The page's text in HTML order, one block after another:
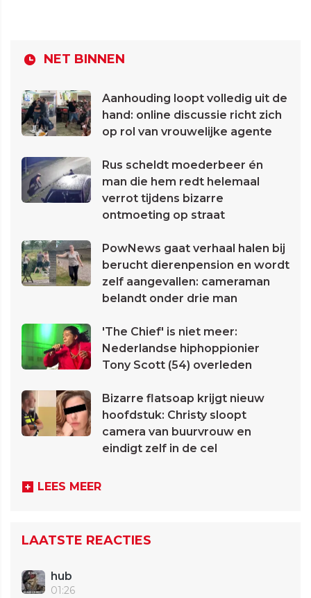
NET BINNEN
Aanhouding loopt volledig uit de
hand: online discussie richt zich
op rol van vrouwelijke agente
Rus scheldt moederbeer én
man die hem redt helemaal
verrot tijdens bizarre
ontmoeting op straat
PowNews gaat verhaal halen bij
berucht dierenpension en wordt
zelf aangevallen: cameraman
belandt onder drie man
'The Chief' is niet meer:
Nederlandse hiphoppionier
Tony Scott (54) overleden
Bizarre flatsoap krijgt nieuw
hoofdstuk: Christy sloopt
camera van buurvrouw en
eindigt zelf in de cel
LEES MEER
LAATSTE REACTIES
hub
01:26